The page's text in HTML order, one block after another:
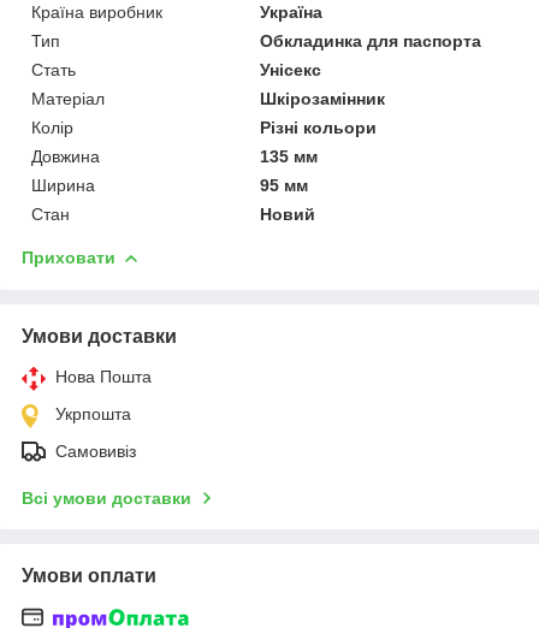
Країна виробник
Україна
Тип
Обкладинка для паспорта
Стать
Унісекс
Матеріал
Шкірозамінник
Колір
Різні кольори
Довжина
135 мм
Ширина
95 мм
Стан
Новий
Приховати
Умови доставки
Нова Пошта
Укрпошта
Самовивіз
Всі умови доставки
Умови оплати